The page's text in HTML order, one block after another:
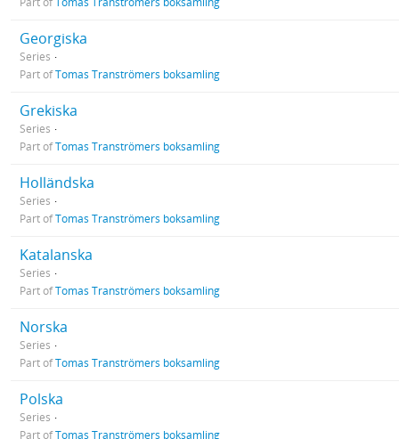
Georgiska
Series
Part ofTomas Tranströmers boksamling
Grekiska
Series
Part ofTomas Tranströmers boksamling
Holländska
Series
Part ofTomas Tranströmers boksamling
Katalanska
Series
Part ofTomas Tranströmers boksamling
Norska
Series
Part ofTomas Tranströmers boksamling
Polska
Series
Part ofTomas Tranströmers boksamling